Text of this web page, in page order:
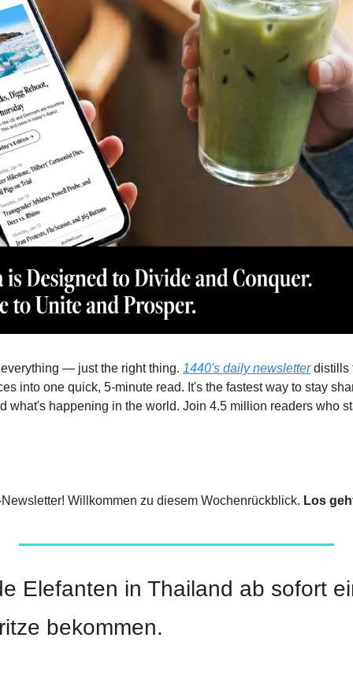
— just the right thing. 1440's daily newsletter distills
into one quick, 5-minute read. It's the fastest way to stay
what's happening in the world. Join 4.5 million readers who
Willkommen zu diesem Wochenrückblick. Los
Elefanten in Thailand ab sofort
bekommen.